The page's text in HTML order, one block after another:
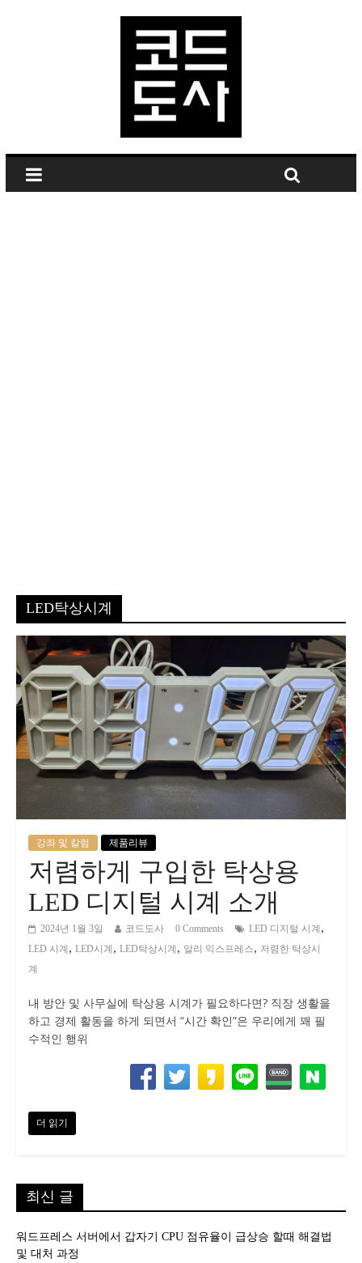
LED탁상시계
강좌 및 칼럼 제품리뷰
저렴하게 구입한 탁상용
LED 디지털 시계 소개
2024년 1월 3일 코드도사 0 Comments LED 디지털 시계 ,
LED 시계 , LED시계 , LED탁상시계 , 알리 익스프레스, 저렴한 탁상시
계
내 방안 및 사무실에 탁상용 시계가 필요하다면? 직장 생활을
하고 경제 활동을 하게 되면서 “시간 확인”은 우리에게 꽤 필
수적인 행위
더 읽기
최신 글
워드프레스 서버에서 갑자기 CPU 점유율이 급상승 할때 해결법
및 대처 과정